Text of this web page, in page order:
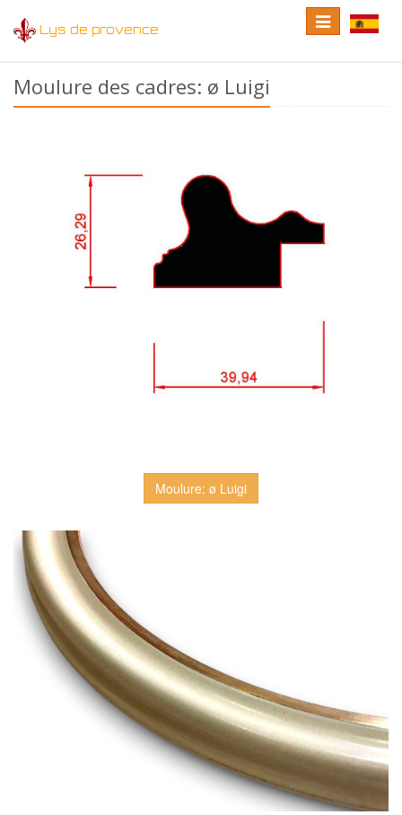
Lys de provence
Toggle
language
Toggle
navigation
Moulure des cadres: ø Luigi
Moulure: ø Luigi